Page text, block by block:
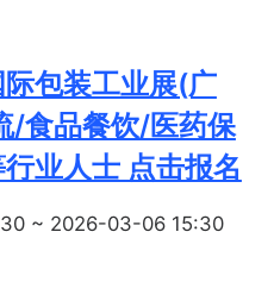
包装工业展(广
/食品餐饮/医药保
业人士 点击报名
~ 2026-03-06 15:30